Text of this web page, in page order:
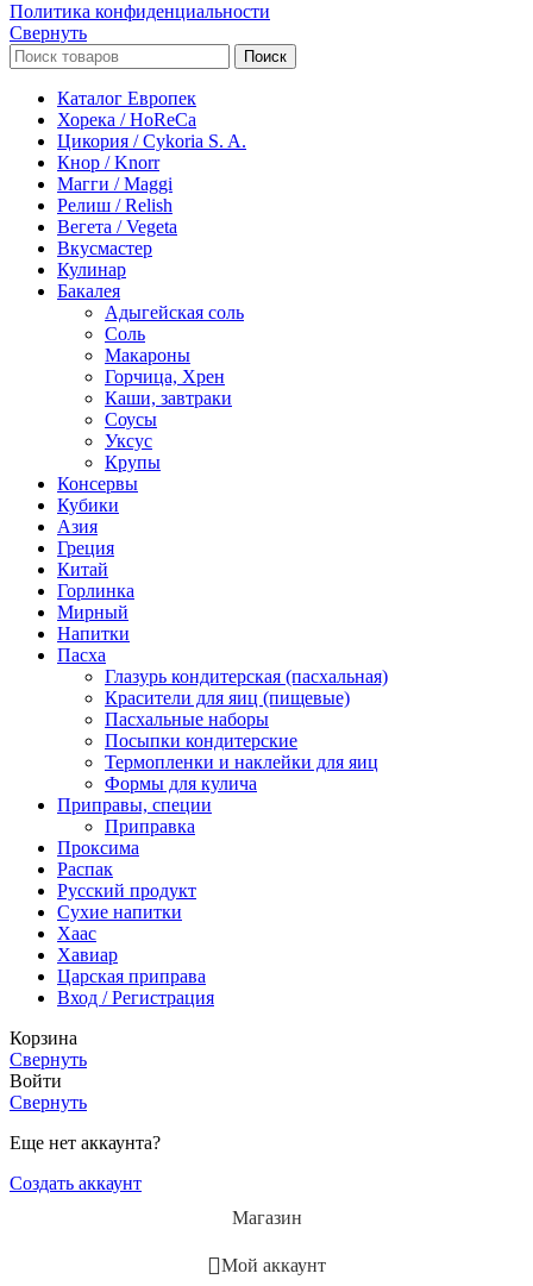
Политика конфиденциальности
Свернуть
Поиск
Каталог Европек
Хорека / HoReCa
Цикория / Cykoria S. A.
Кнор / Knorr
Магги / Maggi
Релиш / Relish
Вегета / Vegeta
Вкусмастер
Кулинар
Бакалея
Адыгейская соль
Соль
Макароны
Горчица, Хрен
Каши, завтраки
Соусы
Уксус
Крупы
Консервы
Кубики
Азия
Греция
Китай
Горлинка
Мирный
Напитки
Пасха
Глазурь кондитерская (пасхальная)
Красители для яиц (пищевые)
Пасхальные наборы
Посыпки кондитерские
Термопленки и наклейки для яиц
Формы для кулича
Приправы, специи
Приправка
Проксима
Распак
Русский продукт
Сухие напитки
Хаас
Хавиар
Царская приправа
Вход / Регистрация
Корзина
Свернуть
Войти
Свернуть
Еще нет аккаунта?
Создать аккаунт
Магазин
Мой аккаунт